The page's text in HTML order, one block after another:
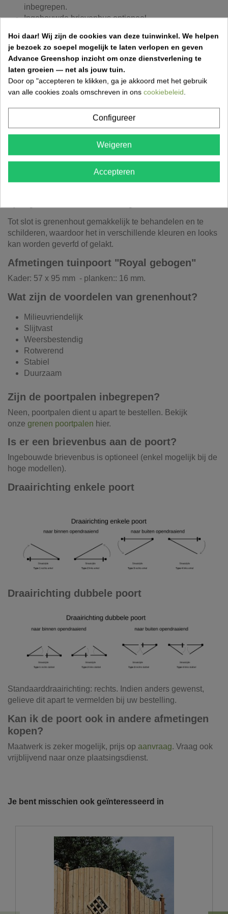
inbegrepen.
Ingebouwde brievenbus optioneel.
Wat zijn de voordelen van een Grenen
tuinpoort ?
Grenen is een veelgebruikt hout voor tuinpoorten vanwege
de vele voordelen. Allereerst heeft grenenhout een warme
uitstraling en past het goed bij diverse stijlen van
tuininrichting.
Daarnaast is grenen hout relatief voordelig in vergelijking
tot andere soorten hardhout, waardoor het een
budgetvriendelijke keuze is. Ook is het makkelijk te
en formaten worden gezaagd. Grenen hout is tevens
duurzaam en kan, mits goed onderhouden, jarenlang
Tot slot is grenenhout gemakkelijk te behandelen en te
schilderen, waardoor het in verschillende kleuren en looks
kan worden geverfd of gelakt.
Afmetingen tuinpoort "Royal gebogen"
Kader: 57 x 95 mm - planken:: 16 mm.
Wat zijn de voordelen van grenenhout?
Milieuvriendelijk
Slijtvast
Weersbestendig
Rotwerend
Stabiel
Duurzaam
Zijn de poortpalen inbegrepen?
Neen, poortpalen dient u apart te bestellen. Bekijk
onze grenen poortpalen hier.
Is er een brievenbus aan de poort?
Ingebouwde brievenbus is optioneel (enkel mogelijk bij de
hoge modellen).
Draairichting enkele poort
Draairichting dubbele poort
Standaarddraairichting: rechts. Indien anders gewenst,
gelieve dit apart te vermelden bij uw bestelling.
Kan ik de poort ook in andere afmetingen
kopen?
Maatwerk is zeker mogelijk, prijs op aanvraag. Vraag ook
vrijblijvend naar onze plaatsingsdienst.
grond, grind, schors, ...
beschikken over de modernste trucks, die voldoen aan de
strengste milieunormen. Wij hebben verschillende kippers
en kraanwagens ter uwer beschikking met variërende
laadvolumes en -vermogens. De laadvolumes kunnen
variëren van 10m³ tot 30m³.
U wenst graag een losse levering?
Je bent misschien ook geïnteresseerd in
Hoi daar! Wij zijn de cookies van deze tuinwinkel. We helpen
je bezoek zo soepel mogelijk te laten verlopen en geven
Advance Greenshop inzicht om onze dienstverlening te
laten groeien — net als jouw tuin.
Door op "accepteren te klikken, ga je akkoord met het gebruik
van alle cookies zoals omschreven in ons cookiebeleid
Configureer
Weigeren
Accepteren